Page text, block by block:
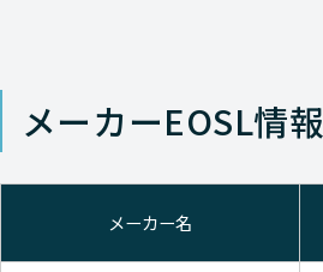
メーカーEOSL情報
メーカー名